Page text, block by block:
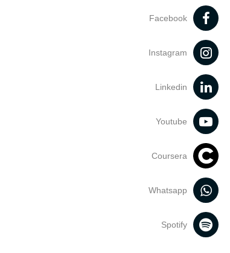
Facebook
Instagram
Linkedin
Youtube
Coursera
Whatsapp
Spotify